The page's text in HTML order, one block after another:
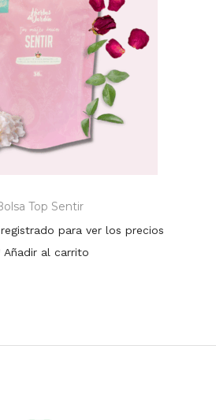
Top Sentir
para ver los precios
Añadir al carrito